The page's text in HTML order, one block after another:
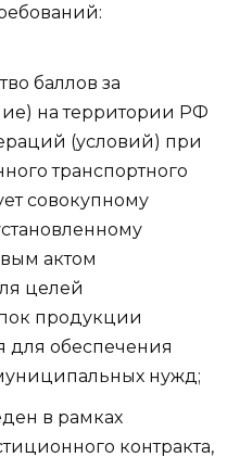
баллов за
на территории РФ
(условий) при
транспортного
совокупному
актом
целей
продукции
для обеспечения
нужд;
в рамках
контракта,